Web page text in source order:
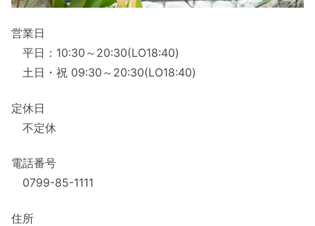
営業日
平日：10:30～20:30(LO18:40)
土日・祝 09:30～20:30(LO18:40)
定休日
不定休
電話番号
0799-85-1111
住所